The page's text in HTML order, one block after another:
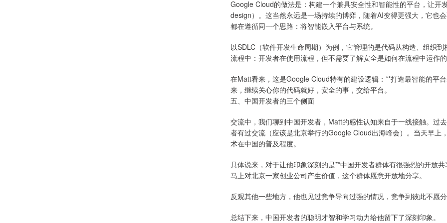
Google Cloud的做法是：构建一个兼具安全性和智能性的平台，让
design）。这当然永远是一场持续的博弈，随着AI变得更强大，它也
都在遵循同一个思路：将智能嵌入平台与系统。
以SDLC（软件开发生命周期）为例，它管理的是代码从构造、组织
流程中：开发者在使用流程，但不需要了解安全是如何在流程中运作
在Matt看来，这是Google Cloud特有的建设逻辑：**打造最智能的平
来，继续关心你的代码就好，安全的事，交给平台。
五、中国开发者的三个侧面
交流中，我们聊到中国开发者，Matt的感性认知来自于一线接触。过
者有过交流（应该是北京举行的Google Cloud出海峰会）。当天早
术在中国的普及程度。
具体说来，对于让他印象深刻的是**中国开发者群体有很强烈的开放
马上对北京一家创业公司产生价值，这个群体愿意开放地分享。
反观其他一些地方，他也见过竞争导向过强的情况，竞争到彼此不愿
总结下来，中国开发者的聪明才智和学习动力给他留下了深刻印象。